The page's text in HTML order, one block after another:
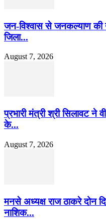
जन-विश्वास से जनकल्याण की
जिला...
August 7, 2026
प्रभारी मंत्री श्री सिलावट ने
के...
August 7, 2026
मनसे अध्यक्ष राज ठाकरे दोन
नाशिक...